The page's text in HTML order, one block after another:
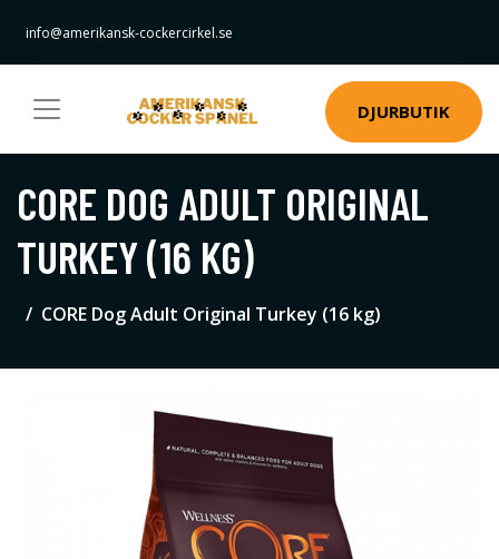
info@amerikansk-cockercirkel.se
DJURBUTIK
CORE DOG ADULT ORIGINAL
TURKEY (16 KG)
CORE Dog Adult Original Turkey (16 kg)